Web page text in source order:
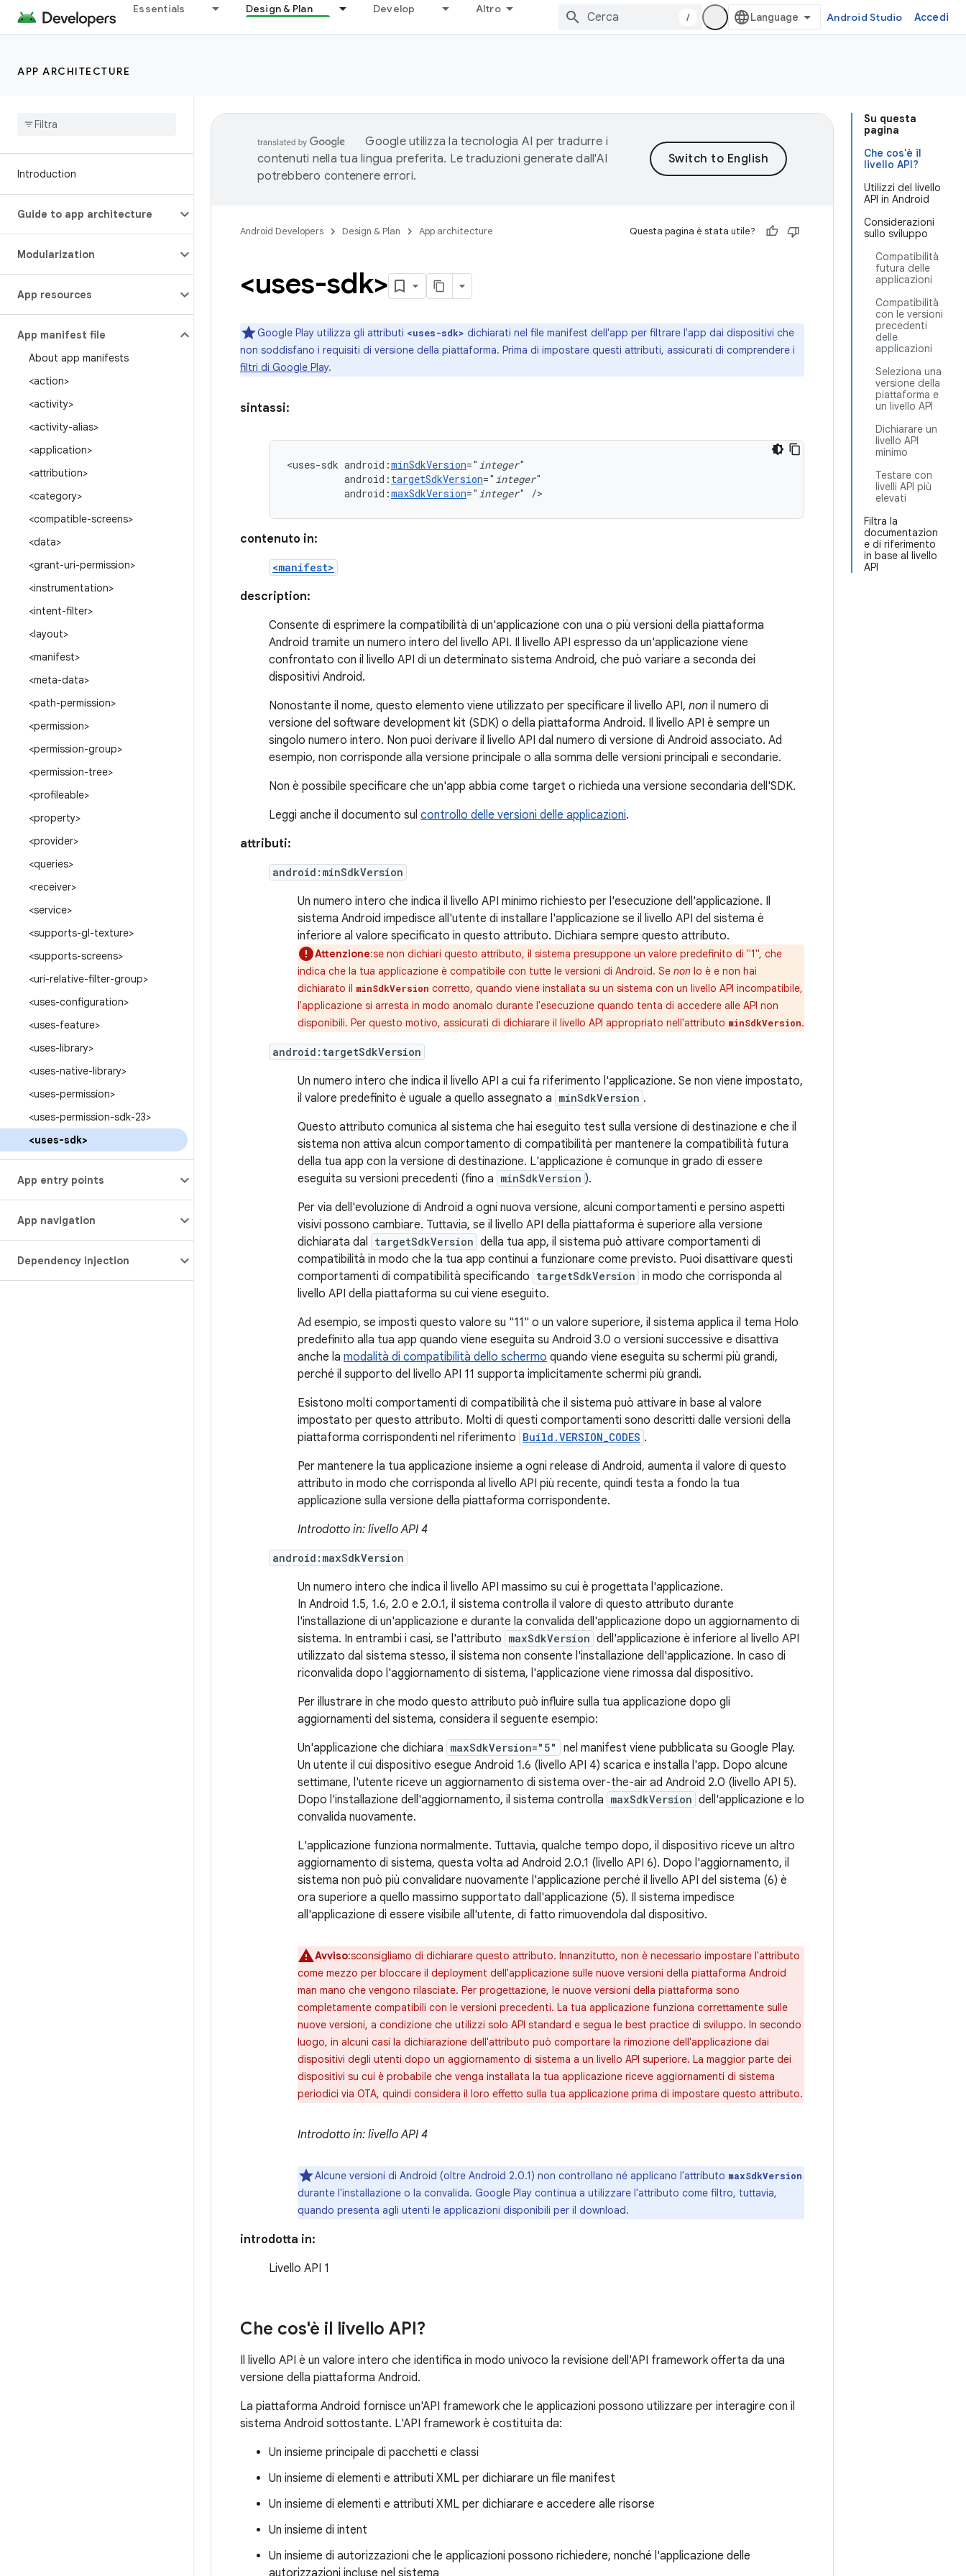
Essentials Design & Plan Develop Altro
/ Android Studio Accedi
APP ARCHITECTURE
Introduction
Guide to app architecture
Modularization
App resources
App manifest file
About app manifests
<action>
<activity>
<activity-alias>
<application>
<attribution>
<category>
<compatible-screens>
<data>
<grant-uri-permission>
<instrumentation>
<intent-filter>
<layout>
<manifest>
<meta-data>
<path-permission>
<permission>
<permission-group>
<permission-tree>
<profileable>
<property>
<provider>
<queries>
<receiver>
<service>
<supports-gl-texture>
<supports-screens>
<uri-relative-filter-group>
<uses-configuration>
<uses-feature>
<uses-library>
<uses-native-library>
<uses-permission>
<uses-permission-sdk-23>
<uses-sdk>
App entry points
App navigation
Dependency injection
Su questa
pagina
Che cos'è il
livello API?
Utilizzi del livello
API in Android
Considerazioni
sullo sviluppo
Compatibilità
futura delle
applicazioni
Compatibilità
con le versioni
precedenti
delle
applicazioni
Seleziona una
versione della
piattaforma e
un livello API
Dichiarare un
livello API
minimo
Testare con
livelli API più
elevati
Filtra la
documentazion
e di riferimento
in base al livello
API
Google utilizza la tecnologia AI per tradurre i
contenuti nella tua lingua preferita. Le traduzioni generate dall'AI
potrebbero contenere errori.
Android Developers Design & Plan App architecture Questa pagina è stata utile?
<uses-sdk>
Google Play utilizza gli attributi <uses-sdk> dichiarati nel file manifest dell'app per filtrare l'app dai dispositivi che
non soddisfano i requisiti di versione della piattaforma. Prima di impostare questi attributi, assicurati di comprendere i
filtri di Google Play.
sintassi:
<uses-sdk android:minSdkVersion=" integer
android: targetSdkVersion=" integer
android:maxSdkVersion=" integer" />
contenuto in:
<manifest>
description:
Consente di esprimere la compatibilità di un'applicazione con una o più versioni della piattaforma
Android tramite un numero intero del livello API. Il livello API espresso da un'applicazione viene
confrontato con il livello API di un determinato sistema Android, che può variare a seconda dei
dispositivi Android.
Nonostante il nome, questo elemento viene utilizzato per specificare il livello API, non il numero di
versione del software development kit (SDK) o della piattaforma Android. Il livello API è sempre un
singolo numero intero. Non puoi derivare il livello API dal numero di versione di Android associato. Ad
esempio, non corrisponde alla versione principale o alla somma delle versioni principali e secondarie.
Non è possibile specificare che un'app abbia come target o richieda una versione secondaria dell'SDK.
Leggi anche il documento sul controllo delle versioni delle applicazioni.
attributi:
android:minSdkVersion
Un numero intero che indica il livello API minimo richiesto per l'esecuzione dell'applicazione. Il
sistema Android impedisce all'utente di installare l'applicazione se il livello API del sistema è
inferiore al valore specificato in questo attributo. Dichiara sempre questo attributo.
Attenzione:se non dichiari questo attributo, il sistema presuppone un valore predefinito di "1", che
indica che la tua applicazione è compatibile con tutte le versioni di Android. Se non lo è e non hai
dichiarato il minSdkVersion corretto, quando viene installata su un sistema con un livello API incompatibile,
l'applicazione si arresta in modo anomalo durante l'esecuzione quando tenta di accedere alle API non
disponibili. Per questo motivo, assicurati di dichiarare il livello API appropriato nell'attributo minSdkVersion.
android:targetSdkVersion
Un numero intero che indica il livello API a cui fa riferimento l'applicazione. Se non viene impostato,
il valore predefinito è uguale a quello assegnato a minSdkVersion .
Questo attributo comunica al sistema che hai eseguito test sulla versione di destinazione e che il
sistema non attiva alcun comportamento di compatibilità per mantenere la compatibilità futura
della tua app con la versione di destinazione. L'applicazione è comunque in grado di essere
eseguita su versioni precedenti (fino a minSdkVersion ).
Per via dell'evoluzione di Android a ogni nuova versione, alcuni comportamenti e persino aspetti
visivi possono cambiare. Tuttavia, se il livello API della piattaforma è superiore alla versione
dichiarata dal targetSdkVersion della tua app, il sistema può attivare comportamenti di
compatibilità in modo che la tua app continui a funzionare come previsto. Puoi disattivare questi
comportamenti di compatibilità specificando targetSdkVersion in modo che corrisponda al
livello API della piattaforma su cui viene eseguito.
Ad esempio, se imposti questo valore su "11" o un valore superiore, il sistema applica il tema Holo
predefinito alla tua app quando viene eseguita su Android 3.0 o versioni successive e disattiva
anche la modalità di compatibilità dello schermo quando viene eseguita su schermi più grandi,
perché il supporto del livello API 11 supporta implicitamente schermi più grandi.
Esistono molti comportamenti di compatibilità che il sistema può attivare in base al valore
impostato per questo attributo. Molti di questi comportamenti sono descritti dalle versioni della
piattaforma corrispondenti nel riferimento Build.VERSION_CODES .
Per mantenere la tua applicazione insieme a ogni release di Android, aumenta il valore di questo
attributo in modo che corrisponda al livello API più recente, quindi testa a fondo la tua
applicazione sulla versione della piattaforma corrispondente.
Introdotto in: livello API 4
android:maxSdkVersion
Un numero intero che indica il livello API massimo su cui è progettata l'applicazione.
In Android 1.5, 1.6, 2.0 e 2.0.1, il sistema controlla il valore di questo attributo durante
l'installazione di un'applicazione e durante la convalida dell'applicazione dopo un aggiornamento di
sistema. In entrambi i casi, se l'attributo maxSdkVersion dell'applicazione è inferiore al livello API
utilizzato dal sistema stesso, il sistema non consente l'installazione dell'applicazione. In caso di
riconvalida dopo l'aggiornamento di sistema, l'applicazione viene rimossa dal dispositivo.
Per illustrare in che modo questo attributo può influire sulla tua applicazione dopo gli
aggiornamenti del sistema, considera il seguente esempio:
Un'applicazione che dichiara maxSdkVersion="5"
nel manifest viene pubblicata su Google Play.
Un utente il cui dispositivo esegue Android 1.6 (livello API 4) scarica e installa l'app. Dopo alcune
settimane, l'utente riceve un aggiornamento di sistema over-the-air ad Android 2.0 (livello API 5).
Dopo l'installazione dell'aggiornamento, il sistema controlla maxSdkVersion dell'applicazione e lo
convalida nuovamente.
L'applicazione funziona normalmente. Tuttavia, qualche tempo dopo, il dispositivo riceve un altro
aggiornamento di sistema, questa volta ad Android 2.0.1 (livello API 6). Dopo l'aggiornamento, il
sistema non può più convalidare nuovamente l'applicazione perché il livello API del sistema (6) è
ora superiore a quello massimo supportato dall'applicazione (5). Il sistema impedisce
all'applicazione di essere visibile all'utente, di fatto rimuovendola dal dispositivo.
Avviso:sconsigliamo di dichiarare questo attributo. Innanzitutto, non è necessario impostare l'attributo
come mezzo per bloccare il deployment dell'applicazione sulle nuove versioni della piattaforma Android
man mano che vengono rilasciate. Per progettazione, le nuove versioni della piattaforma sono
completamente compatibili con le versioni precedenti. La tua applicazione funziona correttamente sulle
nuove versioni, a condizione che utilizzi solo API standard e segua le best practice di sviluppo. In secondo
luogo, in alcuni casi la dichiarazione dell'attributo può comportare la rimozione dell'applicazione dai
dispositivi degli utenti dopo un aggiornamento di sistema a un livello API superiore. La maggior parte dei
dispositivi su cui è probabile che venga installata la tua applicazione riceve aggiornamenti di sistema
periodici via OTA, quindi considera il loro effetto sulla tua applicazione prima di impostare questo attributo.
Introdotto in: livello API 4
Alcune versioni di Android (oltre Android 2.0.1) non controllano né applicano l'attributo maxSdkVersion
durante l'installazione o la convalida. Google Play continua a utilizzare l'attributo come filtro, tuttavia,
quando presenta agli utenti le applicazioni disponibili per il download.
introdotta in:
Livello API 1
Che cos'è il livello API?
Il livello API è un valore intero che identifica in modo univoco la revisione dell'API framework offerta da una
versione della piattaforma Android.
La piattaforma Android fornisce un'API framework che le applicazioni possono utilizzare per interagire con il
sistema Android sottostante. L'API framework è costituita da:
Un insieme principale di pacchetti e classi
Un insieme di elementi e attributi XML per dichiarare un file manifest
Un insieme di elementi e attributi XML per dichiarare e accedere alle risorse
Un insieme di intent
Un insieme di autorizzazioni che le applicazioni possono richiedere, nonché l'applicazione delle
autorizzazioni incluse nel sistema